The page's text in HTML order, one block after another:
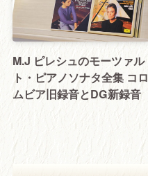
M.J ピレシュのモーツァル
ト・ピアノソナタ全集 コロ
ムビア旧録音とDG新録音